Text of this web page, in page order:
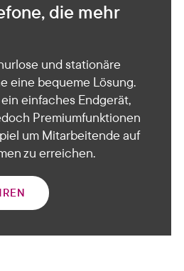
die mehr
und stationäre
eine bequeme Lösung.
einfaches Endgerät,
Premiumfunktionen
um Mitarbeitende auf
zu erreichen.